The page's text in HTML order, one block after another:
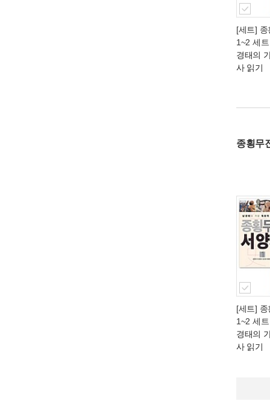
[세트]
1~2 세
경태의
사 읽기
종횡무
[세트]
1~2 세
경태의
사 읽기